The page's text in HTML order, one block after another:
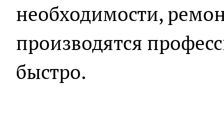
необходимости,
производятся
быстро.